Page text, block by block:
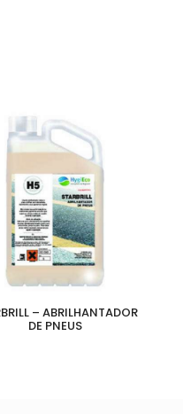
– ABRILHANTADOR
DE PNEUS